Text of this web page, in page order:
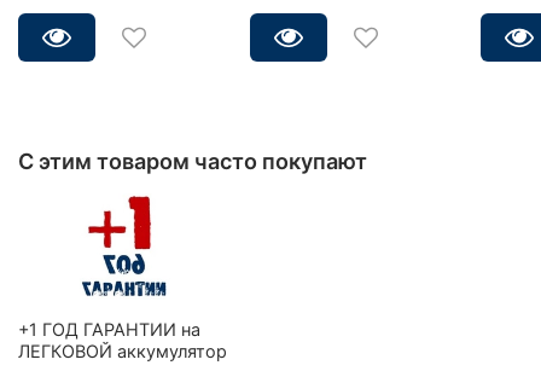
С этим товаром часто покупают
+1 ГОД ГАРАНТИИ на
ЛЕГКОВОЙ аккумулятор